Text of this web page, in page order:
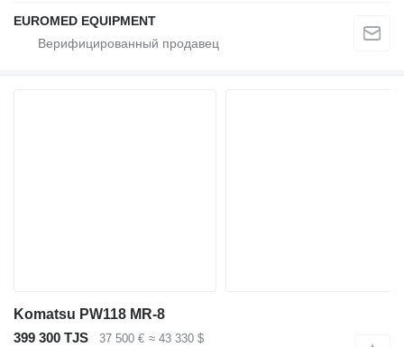
EUROMED EQUIPMENT
Komatsu PW118 MR-8
399 300 TJS
37 500 € ≈ 43 330 $